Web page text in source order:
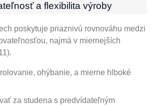
a flexibilita výroby
poskytuje priaznivú rovnováhu medzi
najmä v miernejších
ohýbanie, a mierne hlboké
za studena s predvídateľným